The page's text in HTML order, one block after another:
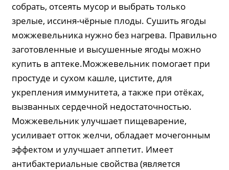
собрать, отсеять мусор и выбрать только
зрелые, иссиня-чёрные плоды. Сушить ягоды
можжевельника нужно без нагрева. Правильно
заготовленные и высушенные ягоды можно
купить в аптеке.Можжевельник помогает при
простуде и сухом кашле, цистите, для
укрепления иммунитета, а также при отёках,
вызванных сердечной недостаточностью.
Можжевельник улучшает пищеварение,
усиливает отток желчи, обладает мочегонным
эффектом и улучшает аппетит. Имеет
антибактериальные свойства (является